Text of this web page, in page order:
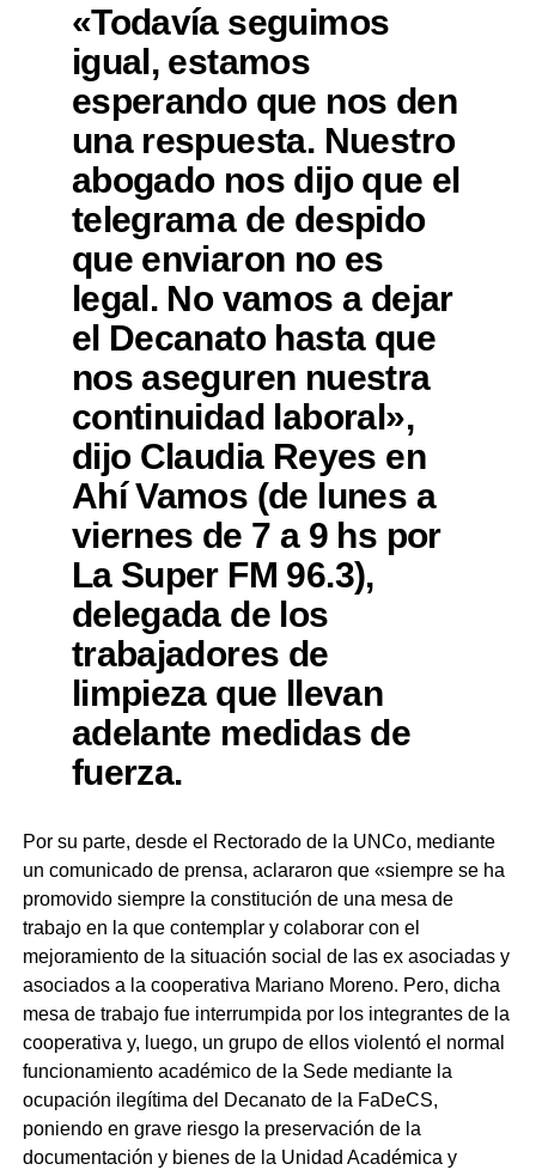
«Todavía seguimos
igual, estamos
esperando que nos den
una respuesta. Nuestro
abogado nos dijo que el
telegrama de despido
que enviaron no es
legal. No vamos a dejar
el Decanato hasta que
nos aseguren nuestra
continuidad laboral»,
dijo Claudia Reyes en
Ahí Vamos (de lunes a
viernes de 7 a 9 hs por
La Super FM 96.3),
delegada de los
trabajadores de
limpieza que llevan
adelante medidas de
fuerza.
Por su parte, desde el Rectorado de la UNCo, mediante
un comunicado de prensa, aclararon que «siempre se ha
promovido siempre la constitución de una mesa de
trabajo en la que contemplar y colaborar con el
mejoramiento de la situación social de las ex asociadas y
asociados a la cooperativa Mariano Moreno. Pero, dicha
mesa de trabajo fue interrumpida por los integrantes de la
cooperativa y, luego, un grupo de ellos violentó el normal
funcionamiento académico de la Sede mediante la
ocupación ilegítima del Decanato de la FaDeCS,
poniendo en grave riesgo la preservación de la
documentación y bienes de la Unidad Académica y